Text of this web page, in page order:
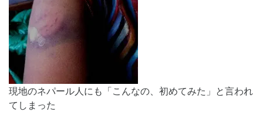
現地のネパール人にも「こんなの、初めてみた」と言われ
てしまった